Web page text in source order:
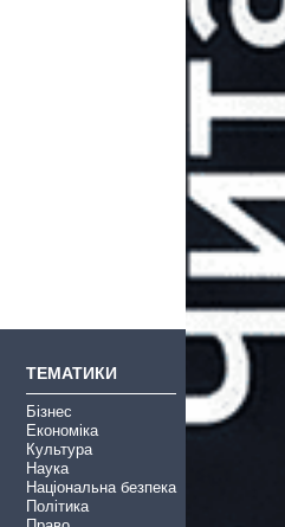
ТЕМАТИКИ
Бізнес
Економіка
Культура
Наука
Національна безпека
Політика